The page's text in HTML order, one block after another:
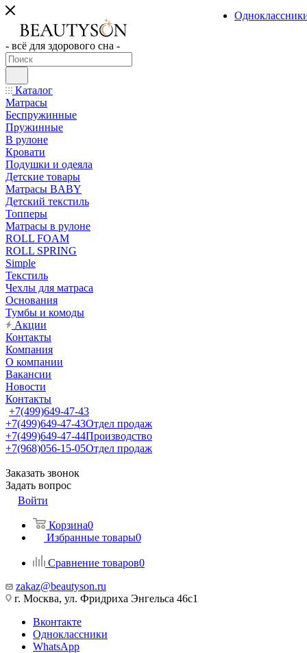
- всё для здорового сна -
Каталог
Матрасы
Беспружинные
Пружинные
В рулоне
Кровати
Подушки и одеяла
Детские товары
Матрасы BABY
Детский текстиль
Топперы
Матрасы в рулоне
ROLL FOAM
ROLL SPRING
Simple
Текстиль
Чехлы для матраса
Основания
Тумбы и комоды
Акции
Контакты
Компания
О компании
Вакансии
Новости
Контакты
+7(499)649-47-43
+7(499)649-47-43Отдел продаж
+7(499)649-47-44Производство
+7(968)056-15-05Отдел продаж
Заказать звонок
Задать вопрос
Войти
Корзина0
Избранные товары0
Сравнение товаров0
zakaz@beautyson.ru
г. Москва, ул. Фридриха Энгельса 46с1
Вконтакте
Одноклассники
WhatsApp